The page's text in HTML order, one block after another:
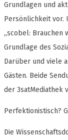
Grundlagen und
Persönlichkeit vor.
„scobel: Brauchen
Grundlage des
Darüber und viele
Gästen. Beide
der 3satMediathek
Perfektionistisch?
Die